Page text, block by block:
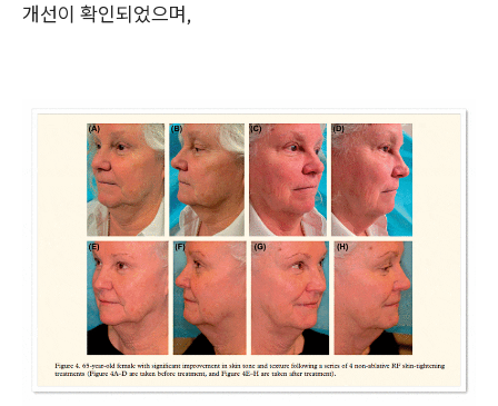
개선이 확인되었으며,